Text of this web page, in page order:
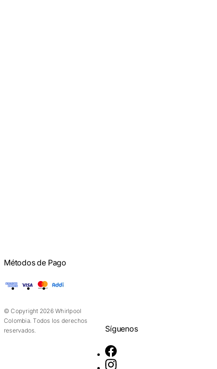
Métodos de Pago
American Express
Visa Mastercard
© Copyright 2026 Whirlpool
Colombia. Todos los derechos
reservados.
Síguenos